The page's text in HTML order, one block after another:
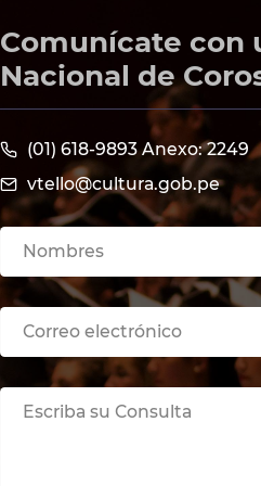
Comunícate con
Nacional de
(01) 618-9893 Anexo: 2249
vtello@cultura.gob.pe